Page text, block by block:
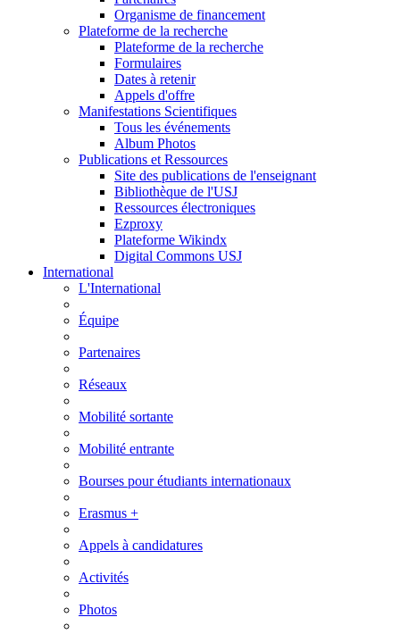
Organisme de financement
Plateforme de la recherche
Plateforme de la recherche
Formulaires
Dates à retenir
Appels d'offre
Manifestations Scientifiques
Tous les événements
Album Photos
Publications et Ressources
Site des publications de l'enseignant
Bibliothèque de l'USJ
Ressources électroniques
Ezproxy
Plateforme Wikindx
Digital Commons USJ
International
L'International
Équipe
Partenaires
Réseaux
Mobilité sortante
Mobilité entrante
Bourses pour étudiants internationaux
Erasmus +
Appels à candidatures
Activités
Photos